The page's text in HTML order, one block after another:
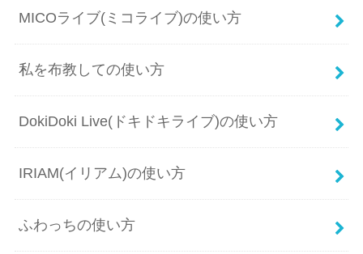
MICOライブ(ミコライブ)の使い方
私を布教しての使い方
DokiDoki Live(ドキドキライブ)の使い方
IRIAM(イリアム)の使い方
ふわっちの使い方